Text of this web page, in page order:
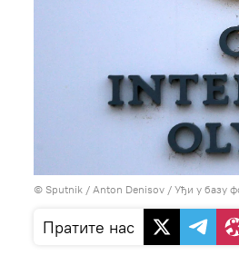
© Sputnik / Anton Denisov / Уђи у базу
Пратите нас